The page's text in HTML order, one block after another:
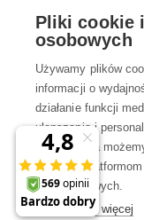
Poradnia
Wszystko o
Kontakt
Skontaktuj się z
Pliki cookie
osobowych
Używamy plików
informacji o
działanie funkcji
ulepszania i
użytkownika
osobowe
marketingowych.
Dowiedz się więcej